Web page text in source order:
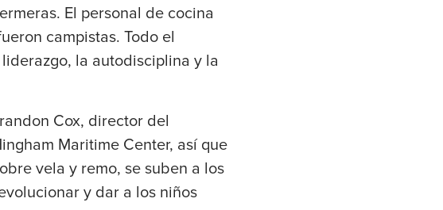
El personal de cocina
campistas. Todo el
la autodisciplina y la
Cox, director del
Maritime Center, así que
vela y remo, se suben a los
y dar a los niños